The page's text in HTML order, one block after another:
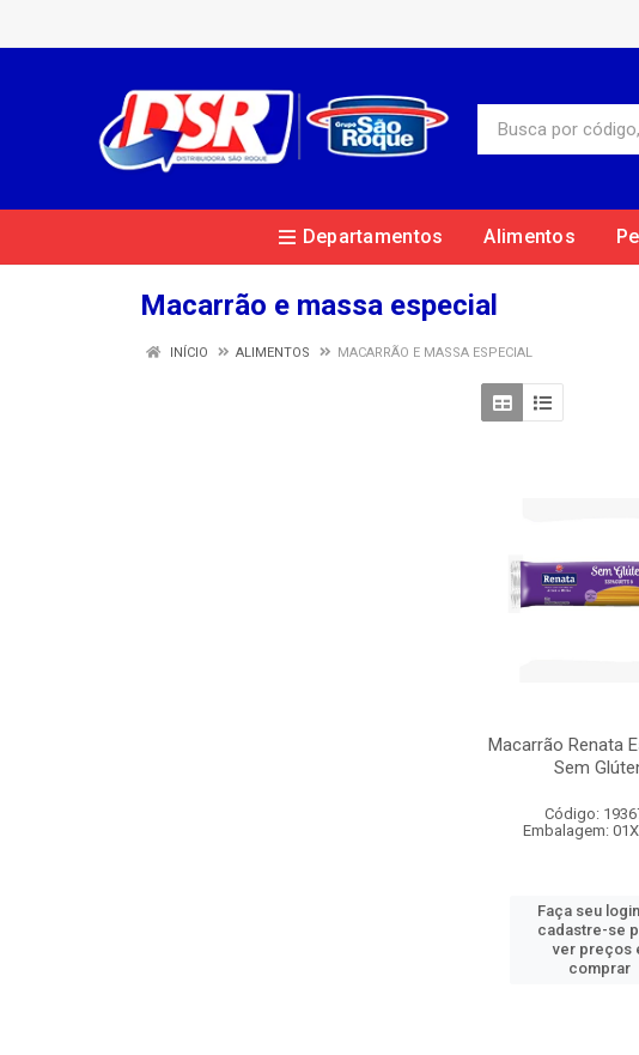
Departamentos Alimentos
Macarrão e massa especial
INÍCIO ALIMENTOS MACARRÃO E MASSA ESPECIAL
Macarrão Renata
Sem
Código:
Embalagem:
Faça seu
cadastre-se
ver preços
comprar